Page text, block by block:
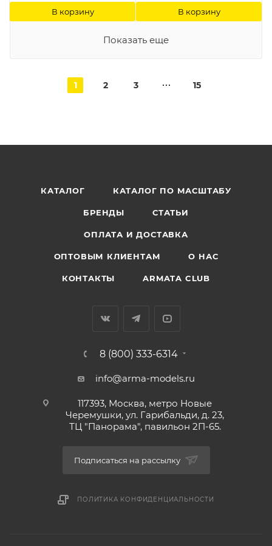
В корзину В корзину
Показать еще
1 2 3 15
КАТАЛОГ КАТАЛОГ ПО МАСШТАБУ
БРЕНДЫ СТАТЬИ
ОПЛАТА И ДОСТАВКА
ОПТОВЫМ КЛИЕНТАМ О НАС
КОНТАКТЫ ARMATA CLUB
8 (800) 333-6314
info@arma-models.ru
117393, Москва, метро Новые
Черемушки, ул. Гарибальди, д. 23,
ТЦ "Панорама", павильон 2П-65.
Подписаться на рассылку
ПОЛИТИКА КОНФИДЕНЦИАЛЬНОСТИ